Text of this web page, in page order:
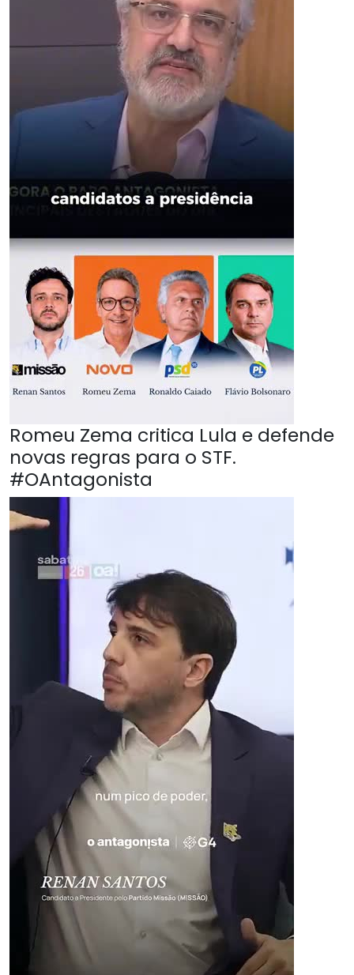
Romeu Zema critica Lula e defende
novas regras para o STF.
#OAntagonista